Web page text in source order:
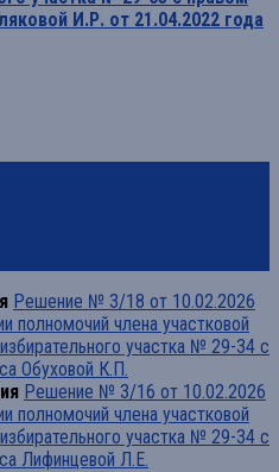
И.Р. от 21.04.2022 года
Решение № 3/18 от 10.02.2026
полномочий члена участковой
участка № 29-34 с
Обуховой К.П.
Решение № 3/16 от 10.02.2026
полномочий члена участковой
участка № 29-34 с
Лифинцевой Л.Е.